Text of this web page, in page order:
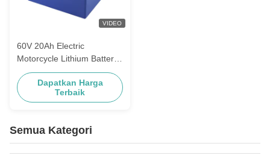
VIDEO
60V 20Ah Electric
Motorcycle Lithium Battery
Waterproof Shockproof
Dapatkan Harga
Terbaik
Semua Kategori